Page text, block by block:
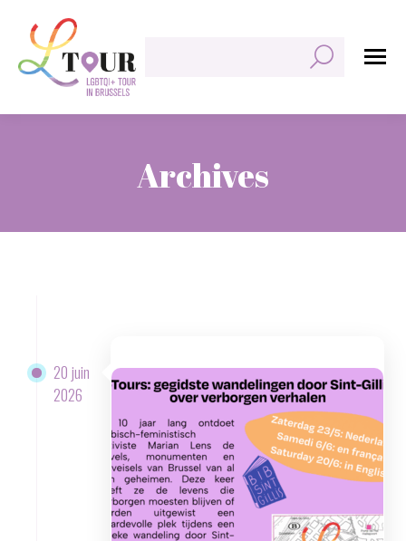
Archives
20 juin
2026